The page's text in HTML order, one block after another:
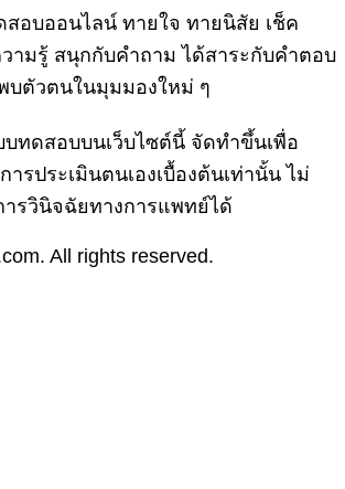
อบออนไลน์ ทายใจ ทายนิสัย เช็ค
ามรู้ สนุกกับคำถาม ได้สาระกับคำตอบ
บตัวตนในมุมมองใหม่ ๆ
ทดสอบบนเว็บไซต์นี้ จัดทำขึ้นเพื่อ
ารประเมินตนเองเบื้องต้นเท่านั้น ไม่
รวินิจฉัยทางการแพทย์ได้
All rights reserved.